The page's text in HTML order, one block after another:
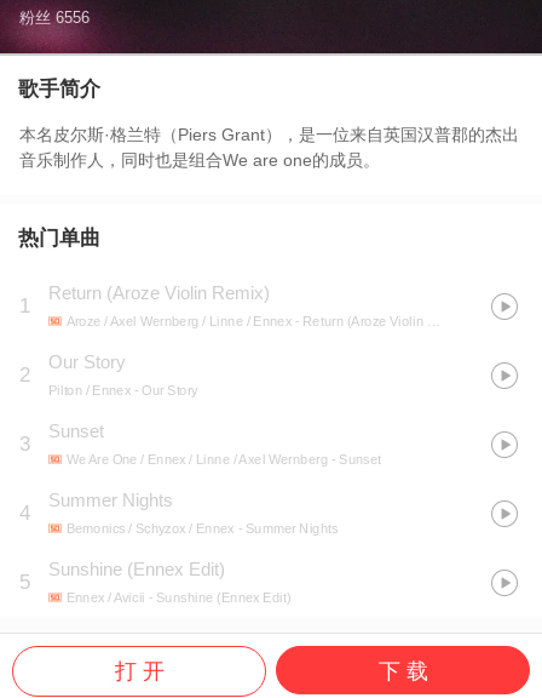
粉丝 6556
歌手简介
本名皮尔斯·格兰特（Piers Grant），是一位来自英国汉普郡的杰出
音乐制作人，同时也是组合We are one的成员。
热门单曲
1
Return (Aroze Violin Remix)
Aroze / Axel Wernberg / Linne / Ennex - Return (Aroze Violin Remix)
2
Our Story
Pilton / Ennex - Our Story
3
Sunset
We Are One / Ennex / Linne / Axel Wernberg - Sunset
4
Summer Nights
Bemonics / Schyzox / Ennex - Summer Nights
5
Sunshine (Ennex Edit)
Ennex / Avicii - Sunshine (Ennex Edit)
打 开 下 载